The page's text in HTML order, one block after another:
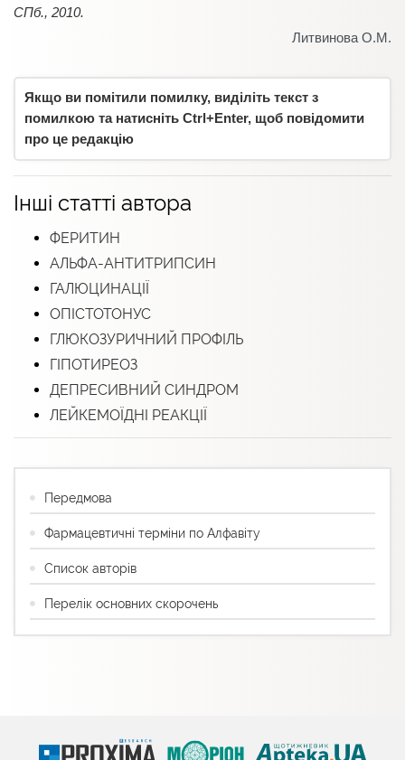
СПб., 2010.
Литвинова О.М.
Якщо ви помітили помилку, виділіть текст з
помилкою та натисніть Ctrl+Enter, щоб повідомити
про це редакцію
Інші статті автора
ФЕРИТИН
АЛЬФА-АНТИТРИПСИН
ГАЛЮЦИНАЦІЇ
ОПІСТОТОНУС
ГЛЮКОЗУРИЧНИЙ ПРОФІЛЬ
ГІПОТИРЕОЗ
ДЕПРЕСИВНИЙ СИНДРОМ
ЛЕЙКЕМОЇДНІ РЕАКЦІЇ
Передмова
Фармацевтичні терміни по Алфавіту
Список авторів
Перелік основних скорочень